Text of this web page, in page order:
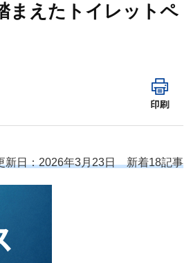
まえたトイレットペ
印刷
新日：2026年3月23日 新着18記事